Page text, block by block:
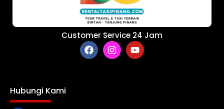
Customer Service 24 Jam
Hubungi Kami